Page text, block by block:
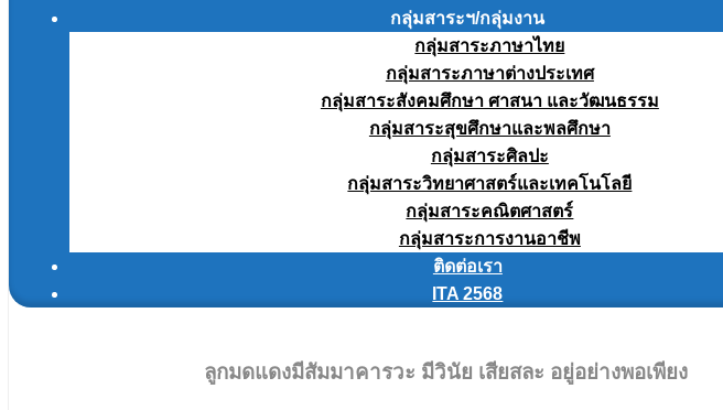
กลุ่มสาระฯ/กลุ่มงาน
กลุ่มสาระภาษาไทย
กลุ่มสาระภาษาต่างประเทศ
กลุ่มสาระสังคมศึกษา ศาสนา และวัฒนธรรม
กลุ่มสาระสุขศึกษาและพลศึกษา
กลุ่มสาระศิลปะ
กลุ่มสาระวิทยาศาสตร์และเทคโนโลยี
กลุ่มสาระคณิตศาสตร์
กลุ่มสาระการงานอาชีพ
ติดต่อเรา
ITA 2568
ลูกมดแดงมีสัมมาคารวะ มีวินัย เสียสละ อยู่อย่างพอเพียง